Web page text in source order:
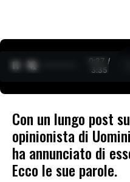
0:28 /
3:35
Con un lungo post
opinionista di
ha annunciato di
Ecco le sue parole.